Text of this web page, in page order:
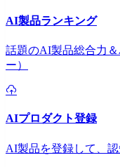
AI製品ランキング
話題のAI製品総合力
ー）
AIプロダクト登録
AI製品を登録して、